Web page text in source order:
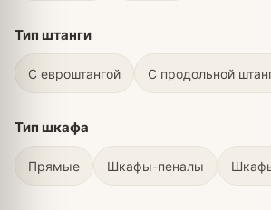
Тип штанги
С евроштангой С продольной
Тип шкафа
Прямые Шкафы-пеналы